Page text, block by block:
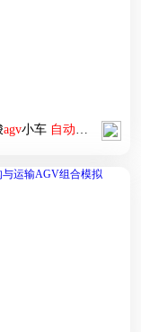
agv小车 自动 小车